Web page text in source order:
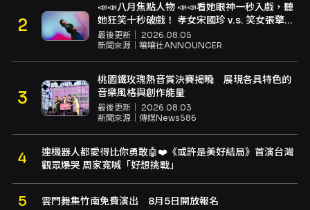
📣📣八月焦點人物 📣📣看她眼神一秒入戲，聽
她狂笑十秒破戲！ 孝女宋國珍 v.s. 笑女張擎
佳：本是同根生，相約壓車別太急
最後更新｜ 2026.08.05
新聞來源｜ 嚷嚷社ANNOUNCER
桃園鐵玫瑰熱音賞決賽揭曉 展現各具特色的
音樂風格與創作能量
最後更新｜ 2026.08.03
新聞來源｜ 傳媒News586
連機器人都愛得比你勇敢🤖❤️《或許是美好結局》首演台灣
觀眾爆哭 周家寬喊「好想挑戰」
雲門舞集竹南免費演出 8月5日開放報名